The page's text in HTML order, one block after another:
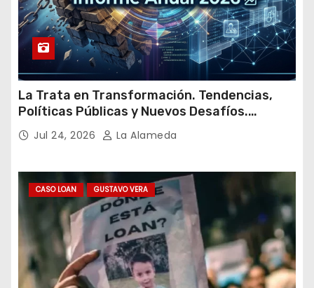
La Trata en Transformación. Tendencias,
Políticas Públicas y Nuevos Desafíos.
Argentina y el Mundo – Julio 2026
Jul 24, 2026 La Alameda
CASO LOAN GUSTAVO VERA